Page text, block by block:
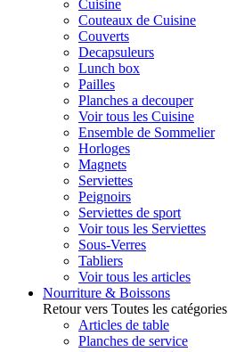
Cuisine
Couteaux de Cuisine
Couverts
Decapsuleurs
Lunch box
Pailles
Planches a decouper
Voir tous les Cuisine
Ensemble de Sommelier
Horloges
Magnets
Serviettes
Peignoirs
Serviettes de sport
Voir tous les Serviettes
Sous-Verres
Tabliers
Voir tous les articles
Nourriture & Boissons
Retour vers Toutes les catégories
Articles de table
Planches de service